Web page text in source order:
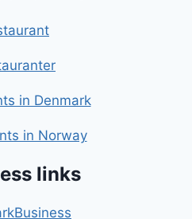
in Denmark
in Norway
links